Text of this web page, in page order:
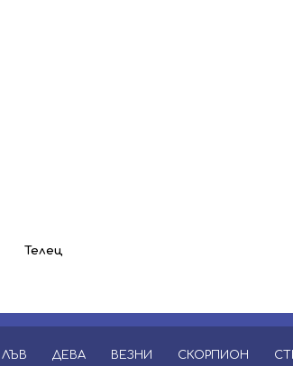
Телец
ЛЪВ ДЕВА ВЕЗНИ СКОРПИОН